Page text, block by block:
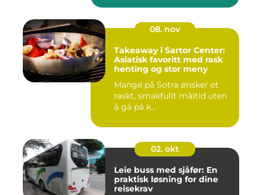
08. nov
Takeaway i Sartor Center:
Asiatisk favoritt med rask
henting og stor meny
Mange på Sotra ønsker et
raskt, smakfullt måltid uten
å gå på k...
02. okt
Leie buss med sjåfør: En
praktisk løsning for dine
reisekrav